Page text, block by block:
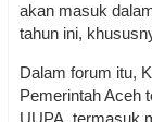
akan masuk
tahun ini,
Dalam forum itu,
Pemerintah Aceh
UUPA, termasuk